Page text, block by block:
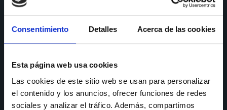
Consentimiento Detalles Acerca de las cookies
Esta página web usa cookies
Las cookies de este sitio web se usan para personalizar
el contenido y los anuncios, ofrecer funciones de redes
sociales y analizar el tráfico. Además, compartimos
CONSULTAS
91 690 96 63
Móvil:636 59 60 42
E-mail: info@nectali.com